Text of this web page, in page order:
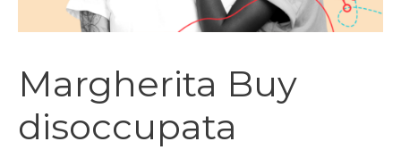
Margherita Buy
disoccupata